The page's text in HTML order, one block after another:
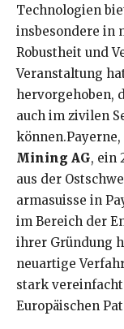
Technologien
insbesondere in
Robustheit und
Veranstaltung
hervorgehoben,
auch im zivilen
können.Payerne,
Mining AG, ein
aus der
armasuisse in
im Bereich der
ihrer Gründung
neuartige
stark
Europäischen